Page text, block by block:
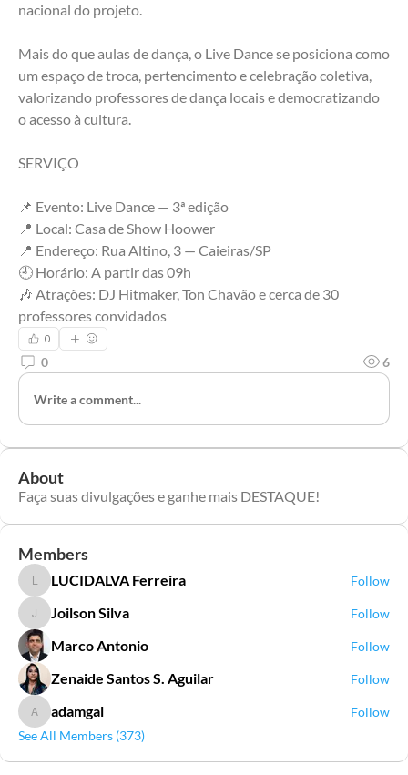
nacional do projeto.
Mais do que aulas de dança, o Live Dance se posiciona como
um espaço de troca, pertencimento e celebração coletiva,
valorizando professores de dança locais e democratizando
o acesso à cultura.
SERVIÇO
📌 Evento: Live Dance — 3ª edição
📍 Local: Casa de Show Hoower
📍 Endereço: Rua Altino, 3 — Caieiras/SP
🕘 Horário: A partir das 09h
🎶 Atrações: DJ Hitmaker, Ton Chavão e cerca de 30
professores convidados
0
0 6
Write a comment...
About
Faça suas divulgações e ganhe mais DESTAQUE!
Members
LUCIDALVA Ferreira
LUCIDALVA Ferreira Follow
Joilson Silva
Joilson Silva Follow
Marco Antonio Follow
Zenaide Santos S. Aguilar Follow
adamgal
adamgal
Follow
See All Members (373)